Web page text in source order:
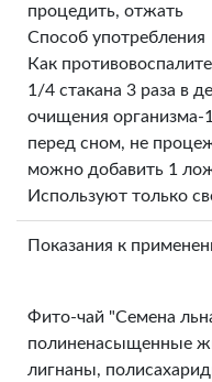
процедить, отжать
Способ употребления
Как
1/4 стакана 3 раза в
очищения организма-
перед сном, не
можно добавить 1
Используют только
Показания к
Фито-чай "Семена
полиненасыщенные
лигнаны,